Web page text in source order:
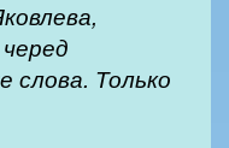
слова. Только